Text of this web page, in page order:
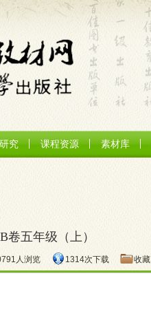
究 课程资源 素材库
五年级（上）
人浏览 1314次下载 收藏